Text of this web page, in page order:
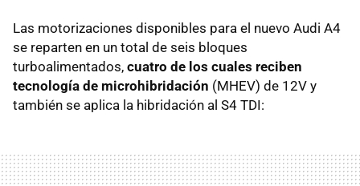
Las motorizaciones disponibles para el nuevo Audi A4
se reparten en un total de seis bloques
turboalimentados, cuatro de los cuales reciben
tecnología de microhibridación (MHEV) de 12V y
también se aplica la hibridación al S4 TDI: